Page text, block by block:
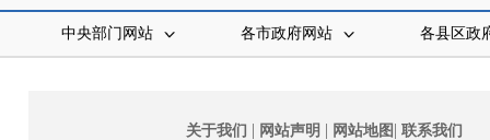
中央部门网站 各市政府网站 各县区政
关于我们 | 网站声明 | 网站地图 | 联系我们